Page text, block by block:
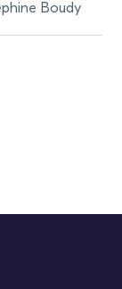
Boudy